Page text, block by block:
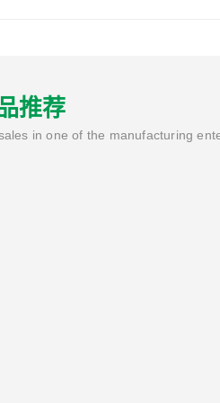
推荐
in one of the manufacturing